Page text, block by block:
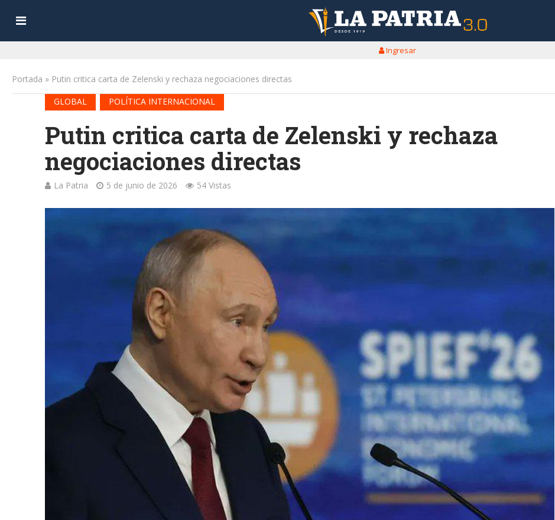
Ingresar
Portada » Putin critica carta de Zelenski y rechaza negociaciones directas
GLOBAL
POLÍTICA INTERNACIONAL
Putin critica carta de Zelenski y rechaza
negociaciones directas
La Patria 5 de junio de 2026 54 Vistas